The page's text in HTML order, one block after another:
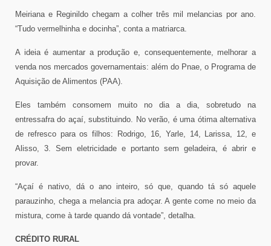
Meiriana e Reginildo chegam a colher três mil melancias por ano.
“Tudo vermelhinha e docinha”, conta a matriarca.
A ideia é aumentar a produção e, consequentemente, melhorar a
venda nos mercados governamentais: além do Pnae, o Programa de
Aquisição de Alimentos (PAA).
Eles também consomem muito no dia a dia, sobretudo na
entressafra do açaí, substituindo. No verão, é uma ótima alternativa
de refresco para os filhos: Rodrigo, 16, Yarle, 14, Larissa, 12, e
Alisso, 3. Sem eletricidade e portanto sem geladeira, é abrir e
provar.
“Açaí é nativo, dá o ano inteiro, só que, quando tá só aquele
parauzinho, chega a melancia pra adoçar. A gente come no meio da
mistura, come à tarde quando dá vontade”, detalha.
CRÉDITO RURAL